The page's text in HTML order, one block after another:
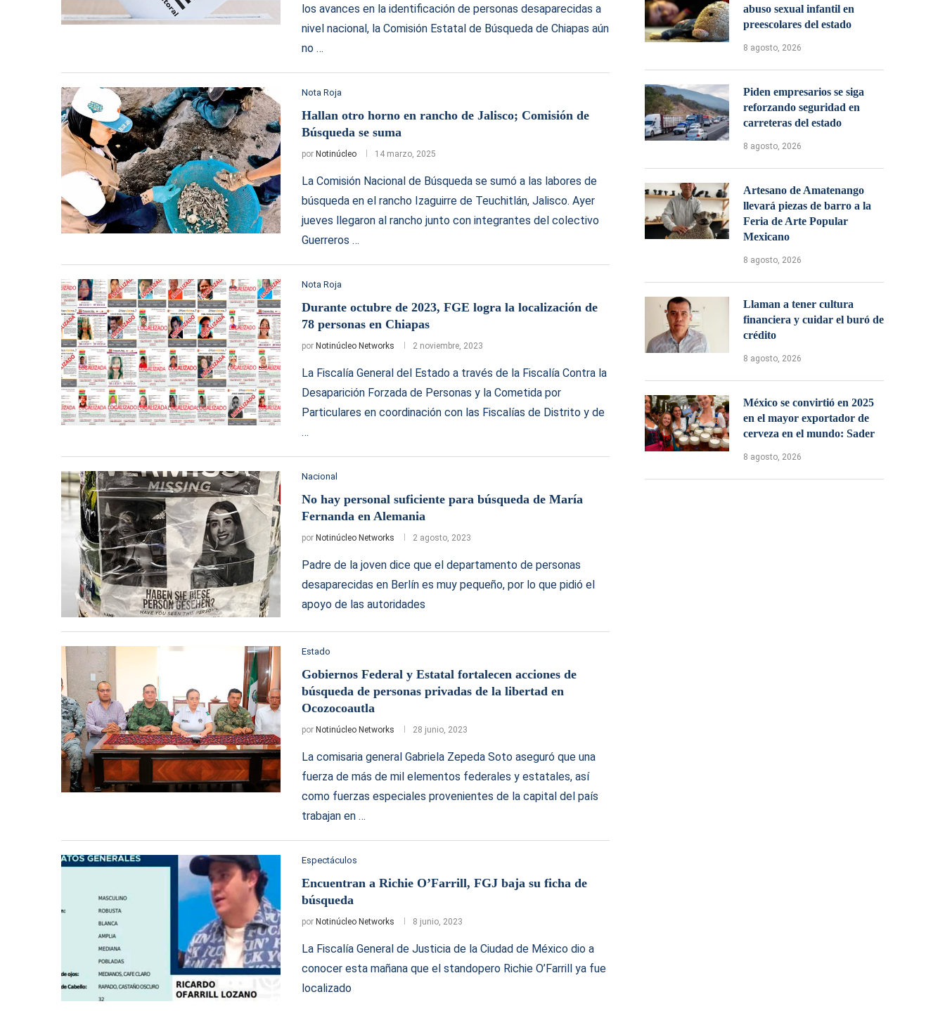
los avances en la identificación de personas desaparecidas a
nivel nacional, la Comisión Estatal de Búsqueda de Chiapas aún
no …
Nota Roja
Hallan otro horno en rancho de Jalisco; Comisión de
Búsqueda se suma
por Notinúcleo 14 marzo, 2025
La Comisión Nacional de Búsqueda se sumó a las labores de
búsqueda en el rancho Izaguirre de Teuchitlán, Jalisco. Ayer
jueves llegaron al rancho junto con integrantes del colectivo
Guerreros …
Nota Roja
Durante octubre de 2023, FGE logra la localización de
78 personas en Chiapas
por Notinúcleo Networks 2 noviembre, 2023
La Fiscalía General del Estado a través de la Fiscalía Contra la
Desaparición Forzada de Personas y la Cometida por
Particulares en coordinación con las Fiscalías de Distrito y de
…
Nacional
No hay personal suficiente para búsqueda de María
Fernanda en Alemania
por Notinúcleo Networks 2 agosto, 2023
Padre de la joven dice que el departamento de personas
desaparecidas en Berlín es muy pequeño, por lo que pidió el
apoyo de las autoridades
Estado
Gobiernos Federal y Estatal fortalecen acciones de
búsqueda de personas privadas de la libertad en
Ocozocoautla
por Notinúcleo Networks 28 junio, 2023
La comisaria general Gabriela Zepeda Soto aseguró que una
fuerza de más de mil elementos federales y estatales, así
como fuerzas especiales provenientes de la capital del país
trabajan en …
Espectáculos
Encuentran a Richie O’Farrill, FGJ baja su ficha de
búsqueda
por Notinúcleo Networks 8 junio, 2023
La Fiscalía General de Justicia de la Ciudad de México dio a
conocer esta mañana que el standopero Richie O’Farrill ya fue
localizado
abuso sexual infantil en
preescolares del estado
8 agosto, 2026
Piden empresarios se siga
reforzando seguridad en
carreteras del estado
8 agosto, 2026
Artesano de Amatenango
llevará piezas de barro a la
Feria de Arte Popular
Mexicano
8 agosto, 2026
Llaman a tener cultura
financiera y cuidar el buró de
crédito
8 agosto, 2026
México se convirtió en 2025
en el mayor exportador de
cerveza en el mundo: Sader
8 agosto, 2026